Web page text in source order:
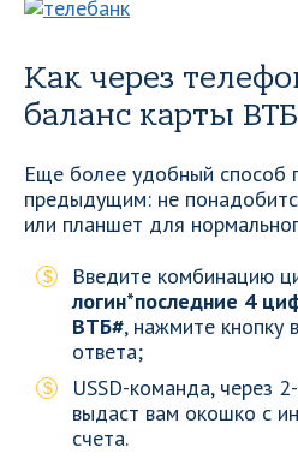
Как через
баланс карты
Еще более удобный способ
предыдущим: не
или планшет для
Введите комбинацию
логин*последние 4
ВТБ#, нажмите кнопку
ответа;
USSD-команда, через
выдаст вам окошко с
счета.